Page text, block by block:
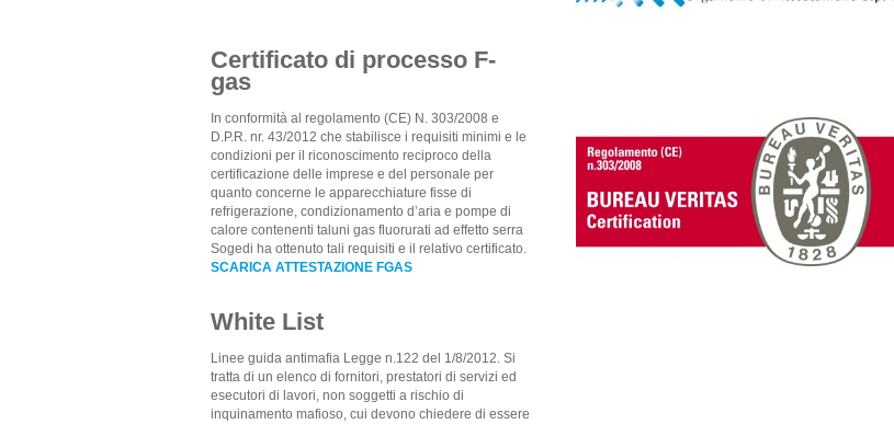
Certificato di processo F-
gas
In conformità al regolamento (CE) N. 303/2008 e
D.P.R. nr. 43/2012 che stabilisce i requisiti minimi e le
condizioni per il riconoscimento reciproco della
certificazione delle imprese e del personale per
quanto concerne le apparecchiature fisse di
refrigerazione, condizionamento d’aria e pompe di
calore contenenti taluni gas fluorurati ad effetto serra
Sogedi ha ottenuto tali requisiti e il relativo certificato.
SCARICA ATTESTAZIONE FGAS
White List
Linee guida antimafia Legge n.122 del 1/8/2012. Si
tratta di un elenco di fornitori, prestatori di servizi ed
esecutori di lavori, non soggetti a rischio di
inquinamento mafioso, cui devono chiedere di essere